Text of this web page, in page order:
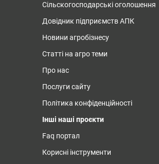
Сільскогосподарські оголошення
Довідник підприємств АПК
Новини агробізнесу
Статті на агро теми
Про нас
Послуги сайту
Політика конфіденційності
Інші наші проєкти
Faq портал
Корисні інструменти